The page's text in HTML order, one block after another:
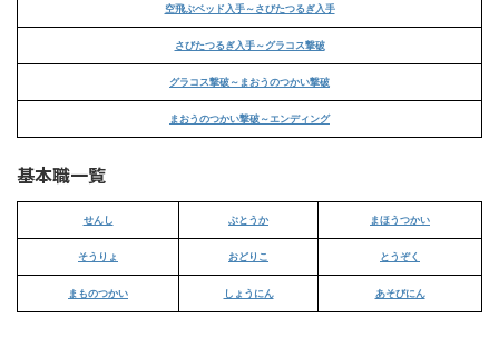
空飛ぶベッド入手～さびたつるぎ入手
さびたつるぎ入手～グラコス撃破
グラコス撃破～まおうのつかい撃破
まおうのつかい撃破～エンディング
基本職一覧
せんし ぶとうか まほうつかい
そうりょ おどりこ とうぞく
まものつかい しょうにん あそびにん